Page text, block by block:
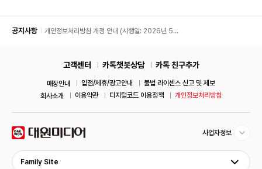
공지사항
개인정보처리방침 개정 안내 (시행일: 2026년 5월
고객센터 카톡챗봇상담 카톡 친구추가
매장안내 입점/제휴/광고안내
불법 라이센스 신고 및 제보
회사소개
이용약관 디지털코드 이용정책 개인정보처리방침
사업자정보
Family Site